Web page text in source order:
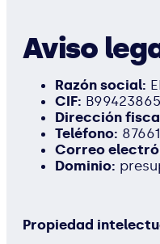
Aviso
Razón social:
CIF: B99423865
Dirección
Teléfono:
Correo
Dominio:
Propiedad